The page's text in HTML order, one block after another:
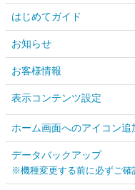
はじめてガイド
お知らせ
お客様情報
表示コンテンツ設定
ホーム画面へのアイコン追
データバックアップ
※機種変更する前に必ずご確